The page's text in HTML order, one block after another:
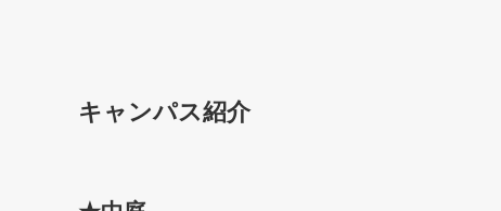
キャンパス紹介